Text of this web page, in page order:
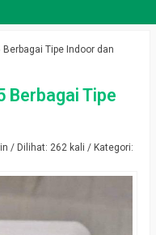
Tipe Indoor dan
Berbagai Tipe
/ Dilihat: 262 kali / Kategori: